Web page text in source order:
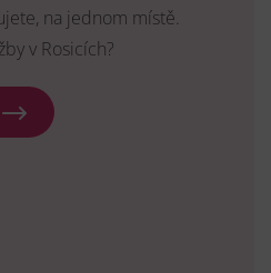
na jednom místě.
v Rosicích?